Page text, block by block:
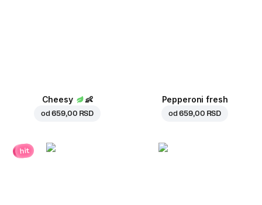
Cheesy 👶
od659,00 RSD
Pepperoni fresh
od659,00 RSD
hit